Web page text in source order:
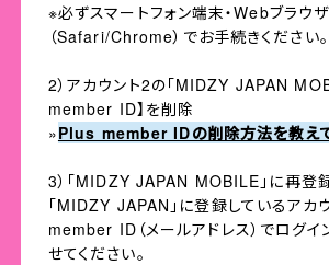
※必ずスマートフォン端末・Webブラウザ
（Safari/Chrome）でお手続きください。
2）アカウント2の「MIDZY JAPAN
member ID】を削除
»Plus member IDの削除方法を教えて
3）「MIDZY JAPAN MOBILE」に再登
「MIDZY JAPAN」に登録しているアカ
member ID（メールアドレス）でログイ
せてください。